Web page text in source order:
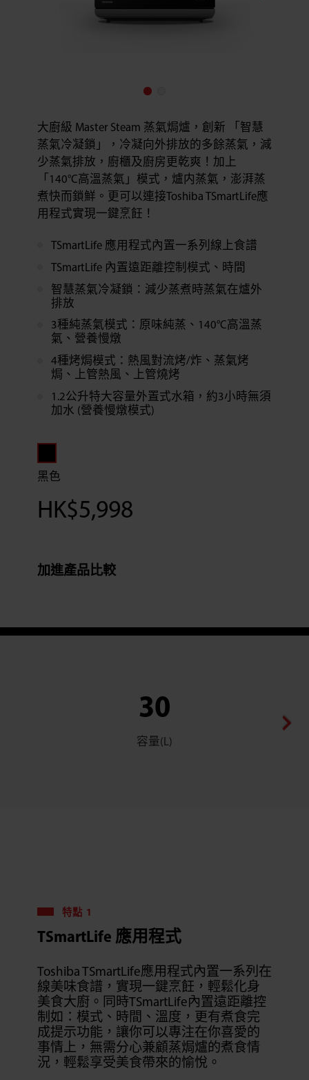
大廚級 Master Steam 蒸氣焗爐，創新 「智慧
蒸氣冷凝鎖」，冷凝向外排放的多餘蒸氣，減
少蒸氣排放，廚櫃及廚房更乾爽！加上
「140°C高溫蒸氣」模式，爐内蒸氣，澎湃蒸
煮快而鎖鮮。更可以連接Toshiba TSmartLife應
用程式實現一鍵烹飪！
TSmartLife 應用程式內置一系列線上食譜
TSmartLife 內置遠距離控制模式、時間
智慧蒸氣冷凝鎖：減少蒸煮時蒸氣在爐外
排放
3種純蒸氣模式：原味純蒸、140°C高溫蒸
氣、營養慢燉
4種烤焗模式：熱風對流烤/炸、蒸氣烤
焗、上管熱風、上管燒烤
1.2公升特大容量外置式水箱，約3小時無須
加水 (營養慢燉模式)
黑色
HK$5,998
加進產品比較
30
容量(L)
特點 1
TSmartLife 應用程式
Toshiba TSmartLife應用程式內置一系列在
線美味食譜，實現一鍵烹飪，輕鬆化身
美食大廚。同時TSmartLife內置遠距離控
制如：模式、時間、溫度，更有煮食完
成提示功能，讓你可以專注在你喜愛的
事情上，無需分心兼顧蒸焗爐的煮食情
況，輕鬆享受美食帶來的愉悅。